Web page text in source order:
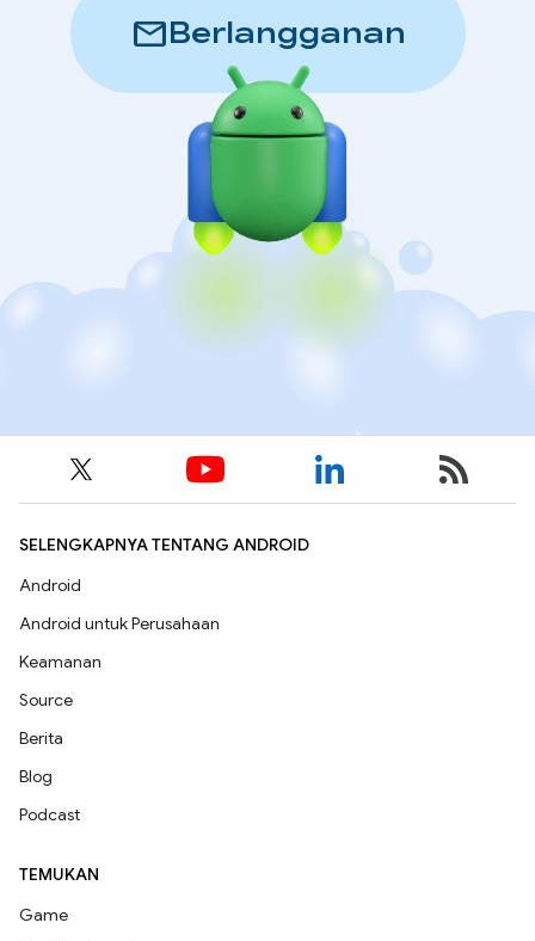
mailBerlangganan
SELENGKAPNYA TENTANG ANDROID
Android
Android untuk Perusahaan
Keamanan
Source
Berita
Blog
Podcast
TEMUKAN
Game